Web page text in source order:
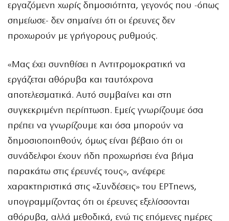
εργαζόμενη χωρίς δημοσιότητα, γεγονός που -όπως
σημείωσε- δεν σημαίνει ότι οι έρευνες δεν
προχωρούν με γρήγορους ρυθμούς.
«Μας έχει συνηθίσει η Αντιτρομοκρατική να
εργάζεται αθόρυβα και ταυτόχρονα
αποτελεσματικά. Αυτό συμβαίνει και στη
συγκεκριμένη περίπτωση. Εμείς γνωρίζουμε όσα
πρέπει να γνωρίζουμε και όσα μπορούν να
δημοσιοποιηθούν, όμως είναι βέβαιο ότι οι
συνάδελφοι έχουν ήδη προχωρήσει ένα βήμα
παρακάτω στις έρευνές τους», ανέφερε
χαρακτηριστικά στις «Συνδέσεις» του ΕΡΤnews,
υπογραμμίζοντας ότι οι έρευνες εξελίσσονται
αθόρυβα, αλλά μεθοδικά, ενώ τις επόμενες ημέρες